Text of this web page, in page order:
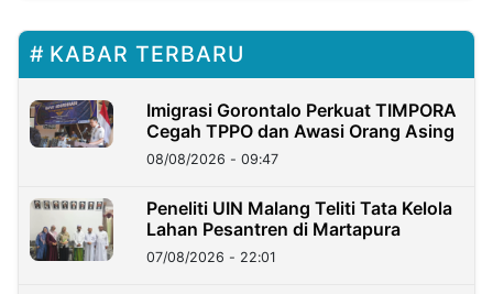
KABAR TERBARU
Imigrasi Gorontalo Perkuat TIMPORA
Cegah TPPO dan Awasi Orang Asing
08/08/2026 - 09:47
Peneliti UIN Malang Teliti Tata Kelola
Lahan Pesantren di Martapura
07/08/2026 - 22:01